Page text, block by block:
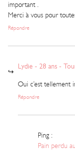
important .
Merci à vous pour
Répondre
Lydie - 28 ans -
Oui c’est tellement
Répondre
Ping :
Pain perdu